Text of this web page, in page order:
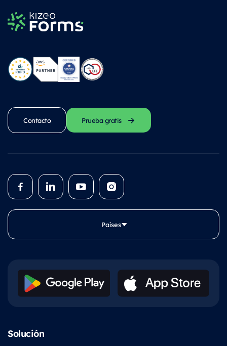
Contacto Prueba gratis
Países
Solución